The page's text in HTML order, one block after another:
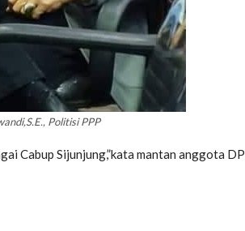
Politisi PPP
Cabup Sijunjung,”kata mantan anggota